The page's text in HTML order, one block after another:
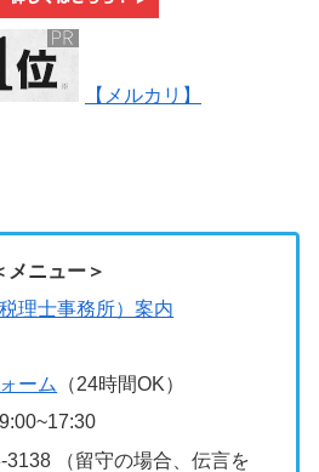
【メルカリ】
メニュー＞
理士事務所）案内
ーム
（24時間OK）
（留守の場合、伝言を